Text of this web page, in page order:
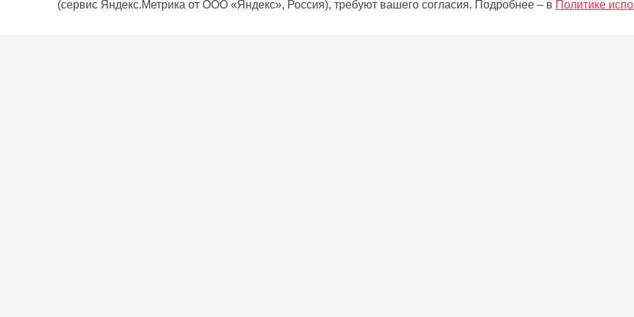
(сервис Яндекс.Метрика от ООО «Яндекс», Россия), требуют вашего согласия. Подробнее – в Политике